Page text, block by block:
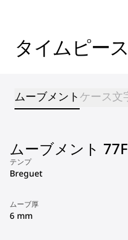
タイムピー
ムーブメント ケース文
ムーブメント
テンプ
Breguet
ムーブ厚
6 mm